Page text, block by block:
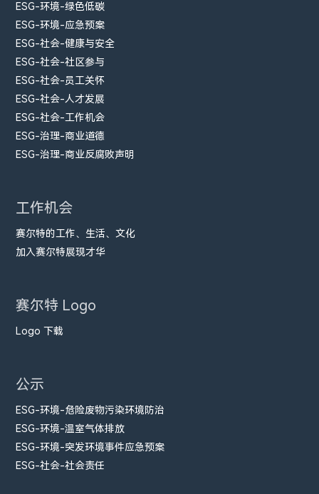
ESG-环境-绿色低碳
ESG-环境-应急预案
ESG-社会-健康与安全
ESG-社会-社区参与
ESG-社会-员工关怀
ESG-社会-人才发展
ESG-社会-工作机会
ESG-治理-商业道德
ESG-治理-商业反腐败声明
工作机会
赛尔特的工作、生活、文化
加入赛尔特展现才华
赛尔特 Logo
Logo 下载
公示
ESG-环境-危险废物污染环境防治
ESG-环境-温室气体排放
ESG-环境-突发环境事件应急预案
ESG-社会-社会责任